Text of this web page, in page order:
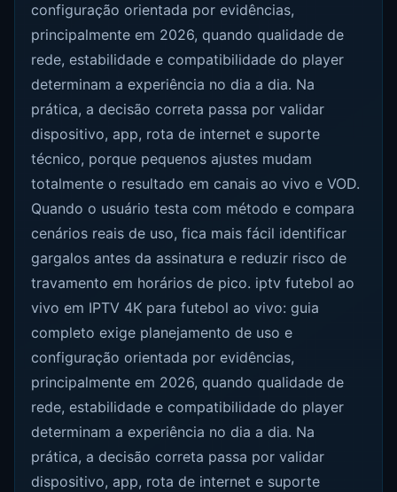
configuração orientada por evidências,
principalmente em 2026, quando qualidade de
rede, estabilidade e compatibilidade do player
determinam a experiência no dia a dia. Na
prática, a decisão correta passa por validar
dispositivo, app, rota de internet e suporte
técnico, porque pequenos ajustes mudam
totalmente o resultado em canais ao vivo e VOD.
Quando o usuário testa com método e compara
cenários reais de uso, fica mais fácil identificar
gargalos antes da assinatura e reduzir risco de
travamento em horários de pico. iptv futebol ao
vivo em IPTV 4K para futebol ao vivo: guia
completo exige planejamento de uso e
configuração orientada por evidências,
principalmente em 2026, quando qualidade de
rede, estabilidade e compatibilidade do player
determinam a experiência no dia a dia. Na
prática, a decisão correta passa por validar
dispositivo, app, rota de internet e suporte